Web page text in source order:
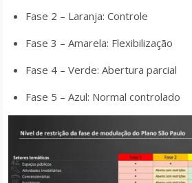
Fase 2 – Laranja: Controle
Fase 3 – Amarela: Flexibilização
Fase 4 – Verde: Abertura parcial
Fase 5 – Azul: Normal controlado